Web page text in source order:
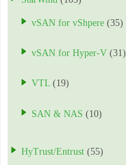
vSAN for vShpere (35)
vSAN for Hyper-V (31)
VTL (19)
SAN & NAS (10)
HyTrust/Entrust (55)